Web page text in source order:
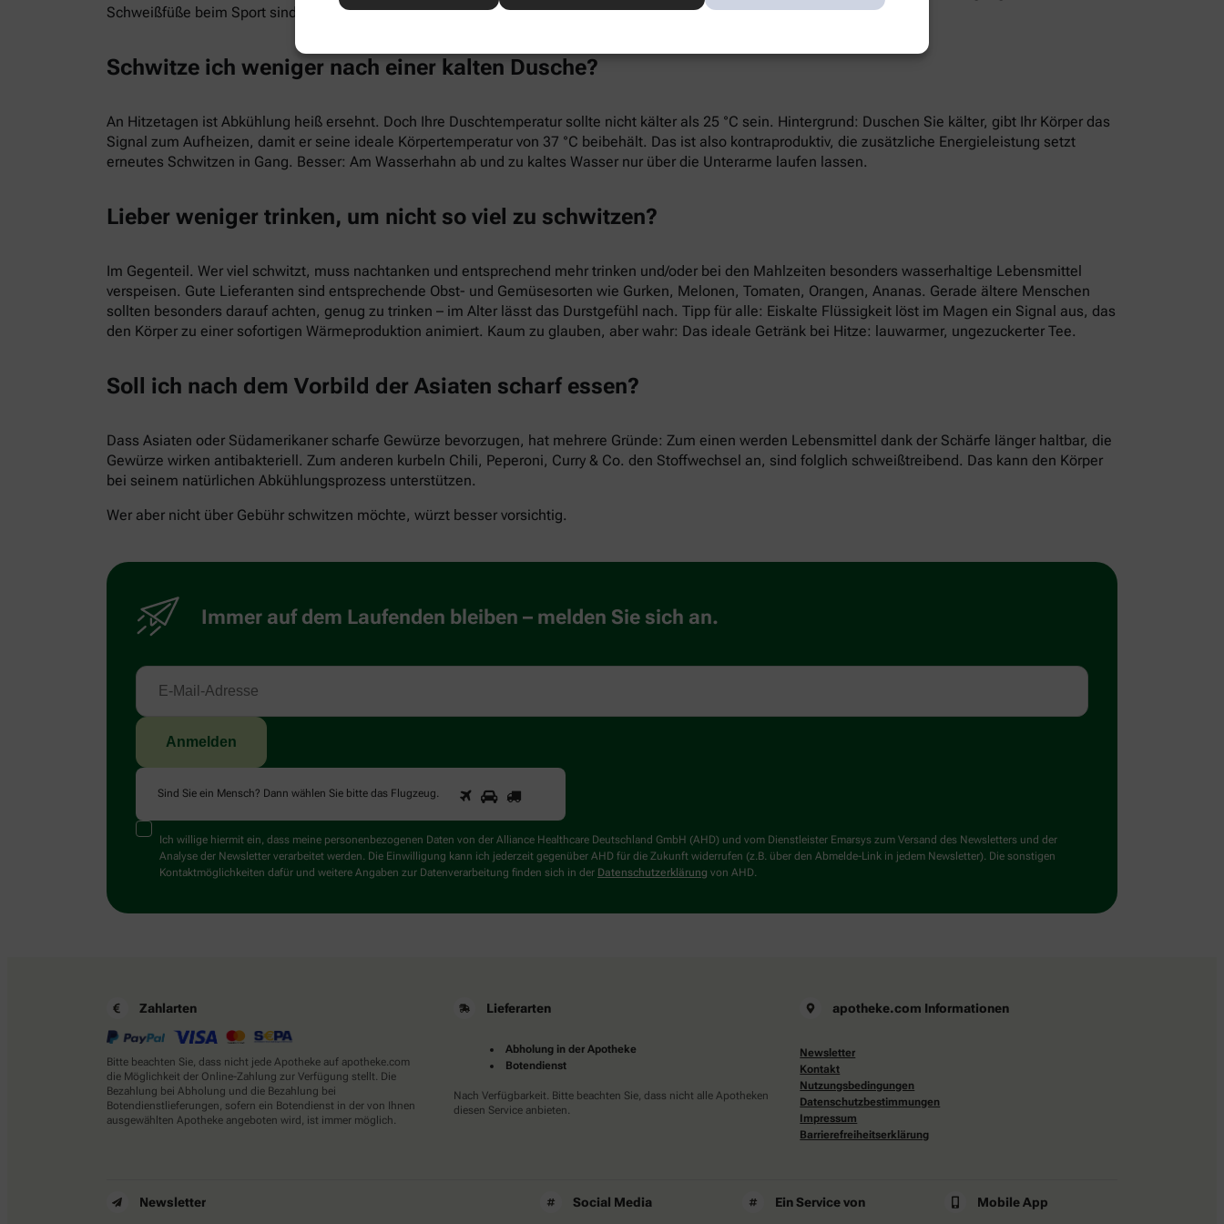
Schweißfüße beim Sport sind damit gut zu erklären.
Schwitze ich weniger nach einer kalten Dusche?
An Hitzetagen ist Abkühlung heiß ersehnt. Doch Ihre Duschtemperatur sollte nicht kälter als 25 °C sein. Hintergrund: Duschen Sie kälter, gibt Ihr Körper das
Signal zum Aufheizen, damit er seine ideale Körpertemperatur von 37 °C beibehält. Das ist also kontraproduktiv, die zusätzliche Energieleistung setzt
erneutes Schwitzen in Gang. Besser: Am Wasserhahn ab und zu kaltes Wasser nur über die Unterarme laufen lassen.
Lieber weniger trinken, um nicht so viel zu schwitzen?
Im Gegenteil. Wer viel schwitzt, muss nachtanken und entsprechend mehr trinken und/oder bei den Mahlzeiten besonders wasserhaltige Lebensmittel
verspeisen. Gute Lieferanten sind entsprechende Obst- und Gemüsesorten wie Gurken, Melonen, Tomaten, Orangen, Ananas. Gerade ältere Menschen
sollten besonders darauf achten, genug zu trinken – im Alter lässt das Durstgefühl nach. Tipp für alle: Eiskalte Flüssigkeit löst im Magen ein Signal aus, das
den Körper zu einer sofortigen Wärmeproduktion animiert. Kaum zu glauben, aber wahr: Das ideale Getränk bei Hitze: lauwarmer, ungezuckerter Tee.
Soll ich nach dem Vorbild der Asiaten scharf essen?
Dass Asiaten oder Südamerikaner scharfe Gewürze bevorzugen, hat mehrere Gründe: Zum einen werden Lebensmittel dank der Schärfe länger haltbar, die
Gewürze wirken antibakteriell. Zum anderen kurbeln Chili, Peperoni, Curry & Co. den Stoffwechsel an, sind folglich schweißtreibend. Das kann den Körper
bei seinem natürlichen Abkühlungsprozess unterstützen.
Wer aber nicht über Gebühr schwitzen möchte, würzt besser vorsichtig.
Immer auf dem Laufenden bleiben – melden Sie sich an.
Sind Sie ein Mensch? Dann wählen Sie bitte das Flugzeug.
Sind
Sie
ein
Mensch?
Dann
wählen
1 2
Ich willige hiermit ein, dass meine personenbezogenen Daten von der Alliance Healthcare Deutschland GmbH (AHD) und vom Dienstleister Emarsys zum Versand des Newsletters und der
Analyse der Newsletter verarbeitet werden. Die Einwilligung kann ich jederzeit gegenüber AHD für die Zukunft widerrufen (z.B. über den Abmelde-Link in jedem Newsletter). Die sonstigen
Kontaktmöglichkeiten dafür und weitere Angaben zur Datenverarbeitung finden sich in der Datenschutzerklärung von AHD.
Zahlarten
Bitte beachten Sie, dass nicht jede Apotheke auf apotheke.com
die Möglichkeit der Online-Zahlung zur Verfügung stellt. Die
Bezahlung bei Abholung und die Bezahlung bei
Botendienstlieferungen, sofern ein Botendienst in der von Ihnen
ausgewählten Apotheke angeboten wird, ist immer möglich.
Lieferarten
Abholung in der Apotheke
Botendienst
Nach Verfügbarkeit. Bitte beachten Sie, dass nicht alle Apotheken
diesen Service anbieten.
apotheke.com Informationen
Newsletter
Kontakt
Nutzungsbedingungen
Datenschutzbestimmungen
Impressum
Barrierefreiheitserklärung
Newsletter Social Media Ein Service von Mobile App